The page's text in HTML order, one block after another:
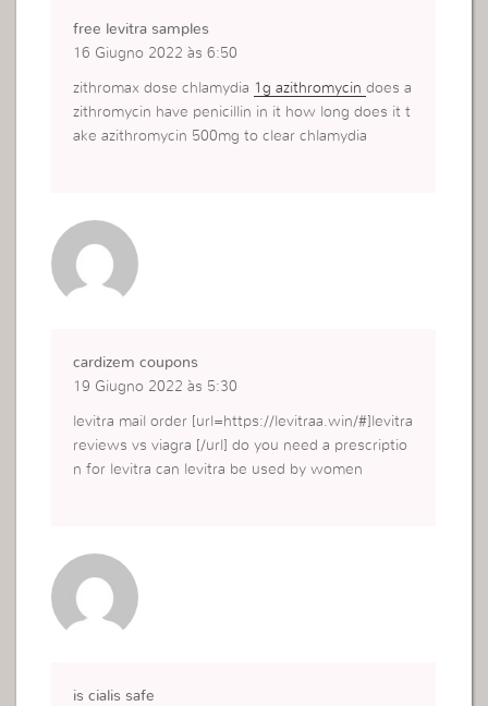
free levitra samples
16 Giugno 2022 às 6:50
zithromax dose chlamydia 1g azithromycindoes a
zithromycin have penicillin in it how long does it t
ake azithromycin 500mg to clear chlamydia
cardizem coupons
19 Giugno 2022 às 5:30
levitra mail order [url=https://levitraa.win/#]levitra
reviews vs viagra [/url] do you need a prescriptio
n for levitra can levitra be used by women
is cialis safe